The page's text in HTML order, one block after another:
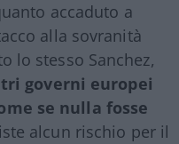
accaduto a
alla sovranità
lo stesso Sanchez,
governi europei
se nulla fosse
alcun rischio per il